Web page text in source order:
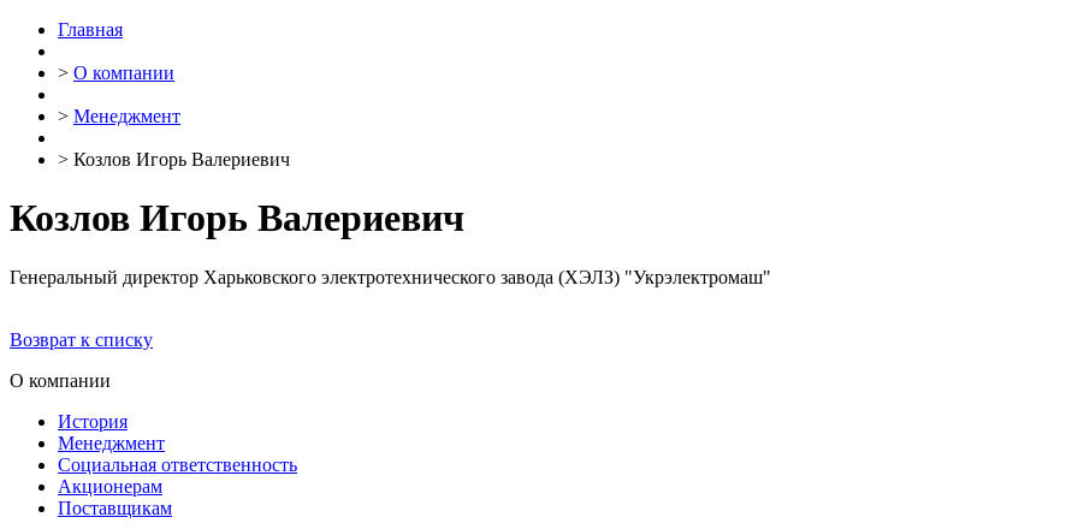
Главная
> О компании
> Менеджмент
> Козлов Игорь Валериевич
Козлов Игорь Валериевич
Генеральный директор Харьковского электротехнического завода (ХЭЛЗ) "Укрэлектромаш"
Возврат к списку
О компании
История
Менеджмент
Социальная ответственность
Акционерам
Поставщикам